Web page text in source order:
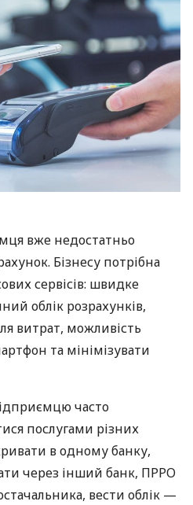
вже недостатньо
Бізнесу потрібна
сервісів: швидке
облік розрахунків,
витрат, можливість
та мінімізувати
часто
послугами різних
в одному банку,
через інший банк, ПРРО
вести облік —